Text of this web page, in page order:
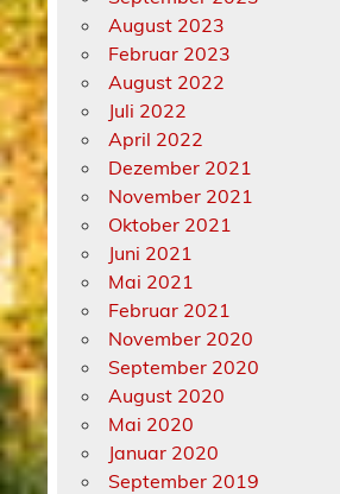
August 2023
Februar 2023
August 2022
Juli 2022
April 2022
Dezember 2021
November 2021
Oktober 2021
Juni 2021
Mai 2021
Februar 2021
November 2020
September 2020
August 2020
Mai 2020
Januar 2020
September 2019